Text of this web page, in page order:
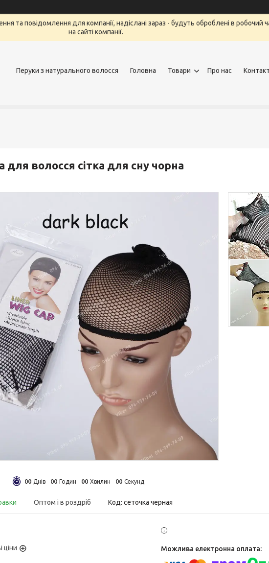
та повідомлення для компанії, надіслані зараз - будуть оброблені в
на сайті компанії.
Перуки з натурального волосся Головна Товари Про нас
для волосся сітка для сну чорна
00 Днів 00 Годин 00 Хвилин 00 Секунд
Оптом і в роздріб Код: сеточка черная
ціни